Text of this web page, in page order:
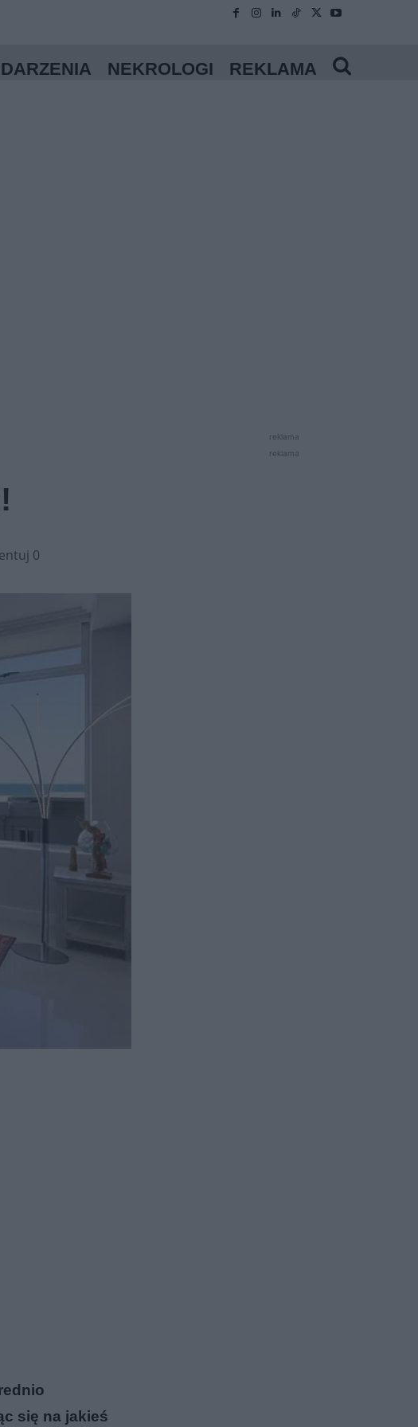
NEKROLOGI REKLAMA
0
się na jakieś
reklama
reklama